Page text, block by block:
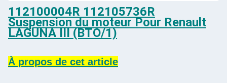
112100004R 112105736R
Suspension du moteur Pour Renault
LAGUNA III (BTO/1)
À propos de cet article